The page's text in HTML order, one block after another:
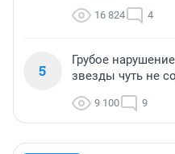
16 824 4
5
Грубое
звезды чуть не
9 100 9